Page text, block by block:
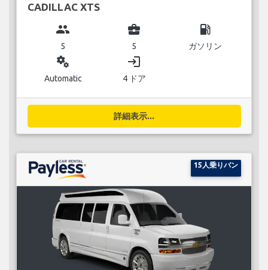
CADILLAC XTS
group
5
business_center
5
local_gas_station
ガソリン
miscellaneous_services
Automatic
login
4 ドア
詳細表示...
15人乗りバン